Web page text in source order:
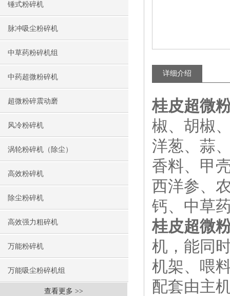
锤式粉碎机
脉冲吸尘粉碎机
中草药粉碎机组
中药超微粉碎机
超微粉碎震动磨
风冷粉碎机
涡轮粉碎机（除尘）
高效粉碎机
除尘粉碎机
高效强力粗碎机
万能粉碎机
万能吸尘粉碎机组
查看更多 >>
详细介绍
桂皮超微
椒、胡椒
洋葱、蒜
香料、甲
西洋参、
钙、中草
桂皮超微
机，能同
机架、喂
配套由主